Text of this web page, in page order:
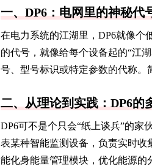
一、DP6：电网里的神秘代
在电力系统的江湖里，DP6就像个
的代号，就像给每个设备起的“江
号、型号标识或特定参数的代称。
二、从理论到实践：DP6的
DP6可不是个只会“纸上谈兵”的家
表某种智能监测设备，负责实时
能化身能量管理模块，优化能源的